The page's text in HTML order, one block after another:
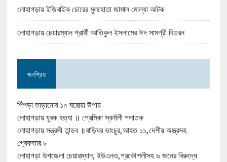
লোহাগড়ায় ইজিবাইক চোরের মুলহোতা জামাল মোল্যা আটক
লোহাগড়ায় চেয়ারম্যান প্রার্থী আতিকুল ইসলামের ঈদ সামগ্রী বিতরন
জনপ্রিয়
পিঁপড়া তাড়ানোর ১০ ঘরোয়া উপায়
লোহাগড়ায় যুবক হত্যা ॥ প্রেমিকা স্বর্নালী পলাতক
লোহাগড়ায় সন্ত্রসী তান্ডব ॥বাড়িঘর ভাংচুর,আহত ১১,দেশীয় অস্ত্রসহ
গ্রেফতার ৮
লোহাগড়া উপজেলা চেয়ারম্যান, ইউএনও,প্রকৌশলীসহ ৬ জনের বিরুদ্ধে